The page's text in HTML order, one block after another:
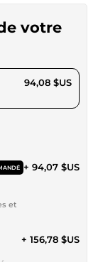
votre
94,08 $US
et
+ 94,07 $US
+ 156,78 $US